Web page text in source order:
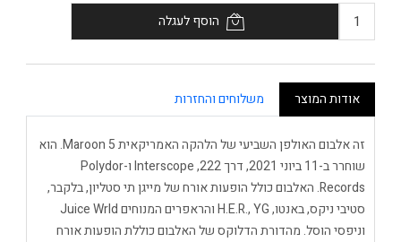
הוסף לעגלה
אודות המוצר משלוחים והחזרות
זה אלבום האולפן השביעי של הלהקה האמריקאית Maroon 5. הוא
שוחרר ב-11 ביוני 2021, דרך 222, Interscope ו-Polydor
Records. האלבום כולל הופעות אורח של מייגן תי סטליון, בלקבר,
סטיבי ניקס, באנטו, H.E.R., YG והראפרים המנוחים Juice Wrld
וניפסי הוסל. מהדורת הדלוקס של האלבום כוללת הופעות אורח